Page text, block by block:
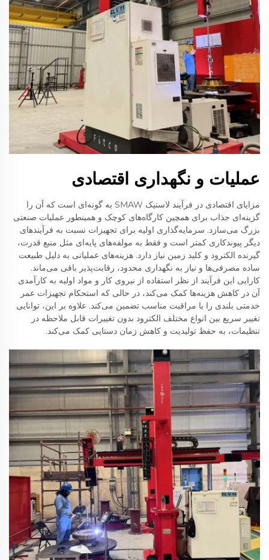
عملیات و نگهداری اقتصادی
مزایای اقتصادی در فرآیند لاستیک SMAW به گونه‌ای است که آن را
گزینه‌ای جذاب برای همچین کارگاه‌های کوچک و همینطور عملیات صنعتی
بزرگ می‌سازد. سرمایه‌گذاری اولیه برای تجهیزات نسبت به فرآیندهای
دیگر پیوندکاری کمتر است و فقط به مولفه‌های پایه‌ای مثل منبع قدرت،
گیرنده الکترود و کلید زمین نیاز دارد. هزینه‌های عملیاتی به دلیل طبیعت
ساده مصرفی‌ها و نیاز به نگهداری محدود، رقابت‌پذیر باقی می‌ماند.
کارایی این فرآیند از نظر استفاده از نیروی کار و مواد اولیه به کارآمدی
آن در کاهش هزینه‌ها کمک می‌کند، در حالی که استحکام تجهیزات عمر
خدمتی بلندی را با مراقبت مناسب تضمین می‌کند. علاوه بر این، توانایی
تغییر سریع بین انواع مختلف الکترود بدون تغییرات قابل ملاحظه در
تنظیمات، به حفظ تولیدیت و کاهش زمان دستایی کمک می‌کند.